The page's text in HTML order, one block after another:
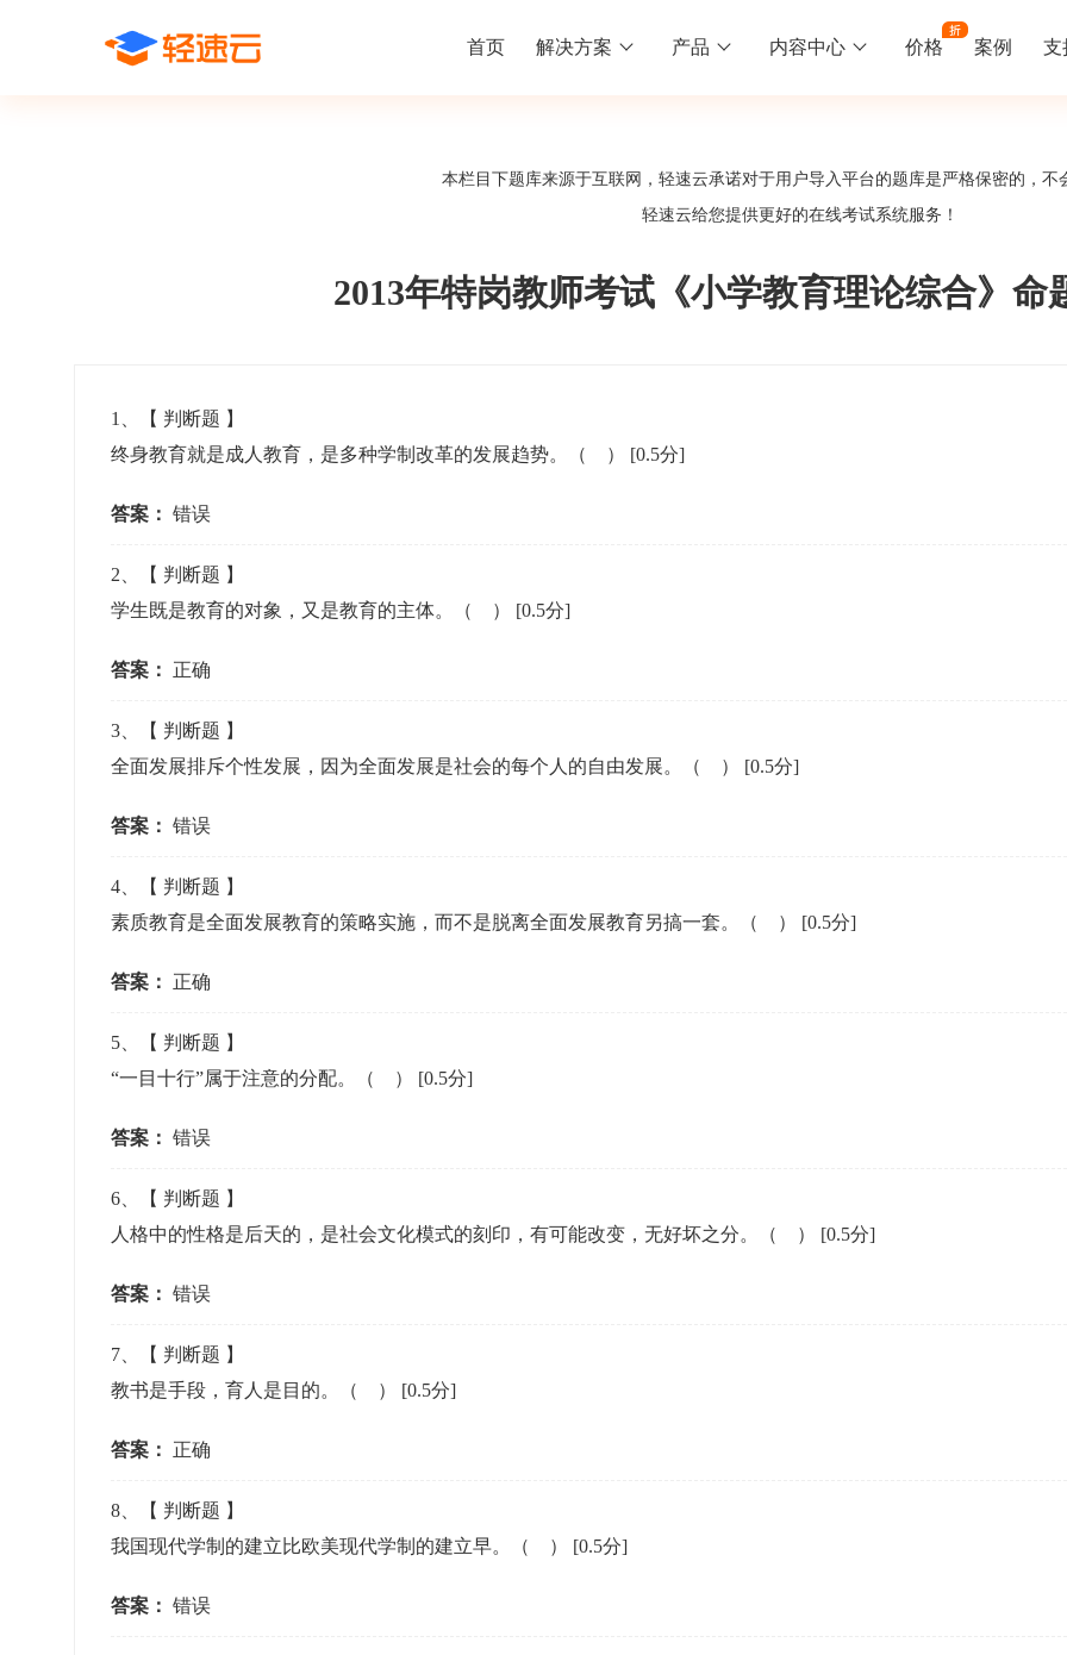
首页 解决方案
认证考试
考试测验
学生测验、员工考核、培训考试
知识店铺
题库刷题、每日一练、打卡练习
知识竞赛
产品
阅卷中心
电子证书
统计分析
学习地图
互动社区
线下培训班
报名管理系统
内容中心
题库中心
价格 案例 支
常见问题
本栏目下题库来源于互联网，轻速云承诺对于用户导入平台的题库是严格保密的，不
轻速云给您提供更好的在线考试系统服务！
2013年特岗教师考试《小学教育理论综合》命
1 、【 判断题 】
终身教育就是成人教育，是多种学制改革的发展趋势。（ ） [0.5分]
答案： 错误
2 、【 判断题 】
学生既是教育的对象，又是教育的主体。（ ） [0.5分]
答案： 正确
3 、【 判断题 】
全面发展排斥个性发展，因为全面发展是社会的每个人的自由发展。（ ） [0.5分]
答案： 错误
4 、【 判断题 】
素质教育是全面发展教育的策略实施，而不是脱离全面发展教育另搞一套。（ ） [0.5分]
答案： 正确
5 、【 判断题 】
“一目十行”属于注意的分配。（ ） [0.5分]
答案： 错误
6 、【 判断题 】
人格中的性格是后天的，是社会文化模式的刻印，有可能改变，无好坏之分。（ ） [0.5分]
答案： 错误
7 、【 判断题 】
教书是手段，育人是目的。（ ） [0.5分]
答案： 正确
8 、【 判断题 】
我国现代学制的建立比欧美现代学制的建立早。（ ） [0.5分]
答案： 错误